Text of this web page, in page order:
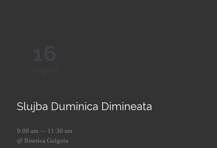
Slujba Duminica Dimineata
9:00 am — 11:30 am
@ Biserica Golgota